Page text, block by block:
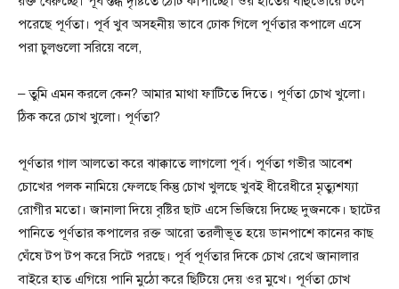
পরেছে পূর্ণতা। পূর্ব খুব অসহনীয় ভাবে ঢোক গিলে পূর্ণতার কপালে এসে
পরা চুলগুলো সরিয়ে বলে,
– তুমি এমন করলে কেন? আমার মাথা ফাটিতে দিতে। পূর্ণতা চোখ খুলো।
ঠিক করে চোখ খুলো। পূর্ণতা?
পূর্ণতার গাল আলতো করে ঝাক্কাতে লাগলো পূর্ব। পূর্ণতা গভীর আবেশ
চোখের পলক নামিয়ে ফেলছে কিন্তু চোখ খুলছে খুবই ধীরেধীরে মৃত্যুশয্যা
রোগীর মতো। জানালা দিয়ে বৃষ্টির ছাট এসে ভিজিয়ে দিচ্ছে দুজনকে। ছাটের
পানিতে পূর্ণতার কপালের রক্ত আরো তরলীভূত হয়ে ডানপাশে কানের কাছ
ঘেঁষে টপ টপ করে সিটে পরছে। পূর্ব পূর্ণতার দিকে চোখ রেখে জানালার
বাইরে হাত এগিয়ে পানি মুঠো করে ছিটিয়ে দেয় ওর মুখে। পূর্ণতা চোখ